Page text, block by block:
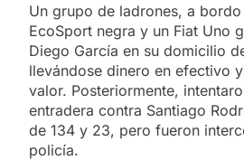
Un grupo de ladrones, a bordo
EcoSport negra y un Fiat Uno
Diego García en su domicilio
llevándose dinero en efectivo
valor. Posteriormente,
entradera contra Santiago
de 134 y 23, pero fueron
policía.